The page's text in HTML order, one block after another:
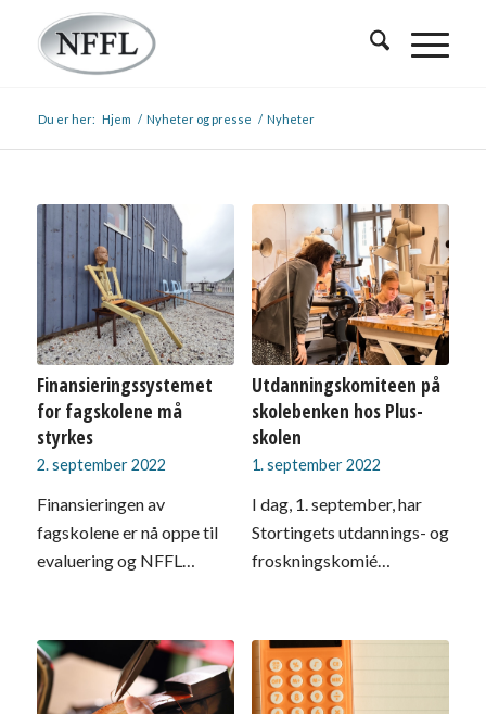
Du er her: Hjem / Nyheter og presse / Nyheter
Finansieringssystemet
for fagskolene må
styrkes
2. september 2022
Finansieringen av
fagskolene er nå oppe til
evaluering og NFFL…
Utdanningskomiteen på
skolebenken hos Plus-
skolen
1. september 2022
I dag, 1. september, har
Stortingets utdannings- og
froskningskomié…